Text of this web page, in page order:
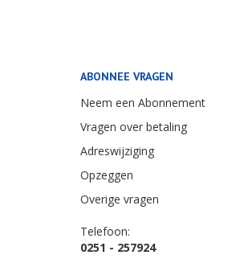
ABONNEE VRAGEN
Neem een Abonnement
Vragen over betaling
Adreswijziging
Opzeggen
Overige vragen
Telefoon:
0251 - 257924